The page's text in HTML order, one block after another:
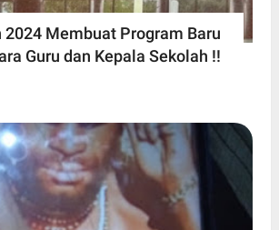
2024 Membuat Program Baru
Guru dan Kepala Sekolah !!